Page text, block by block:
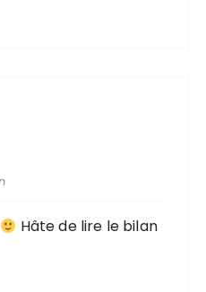
Hâte de lire le bilan